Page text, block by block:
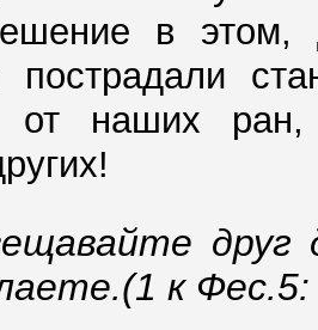
в
пострадали
от наших
друг
к Фес.5: